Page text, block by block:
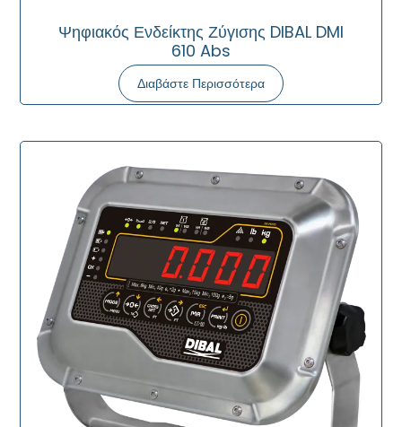
Ψηφιακός Ενδείκτης Ζύγισης DIBAL DMI
610 Abs
Διαβάστε Περισσότερα